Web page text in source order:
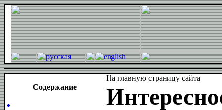
Cодержание
На главную страницу сайта